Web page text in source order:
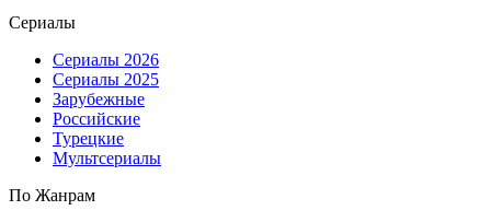
Сериалы
Сериалы 2026
Сериалы 2025
Зарубежные
Российские
Турецкие
Мультсериалы
По Жанрам